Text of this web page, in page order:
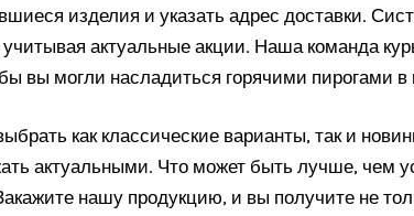
изделия и указать адрес доставки.
актуальные акции. Наша команда
вы могли насладиться горячими пирогами в
как классические варианты, так и
актуальными. Что может быть лучше, чем
нашу продукцию, и вы получите не